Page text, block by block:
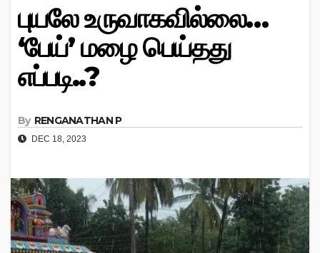
புயலே உருவாகவில்லை…
‘பேய்’ மழை பெய்தது
எப்படி..?
By RENGANATHAN P
DEC 18, 2023